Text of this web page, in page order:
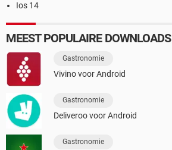
Ios 14
MEEST POPULAIRE DOWNLOADS
Gastronomie
Vivino voor Android
Gastronomie
Deliveroo voor Android
Gastronomie